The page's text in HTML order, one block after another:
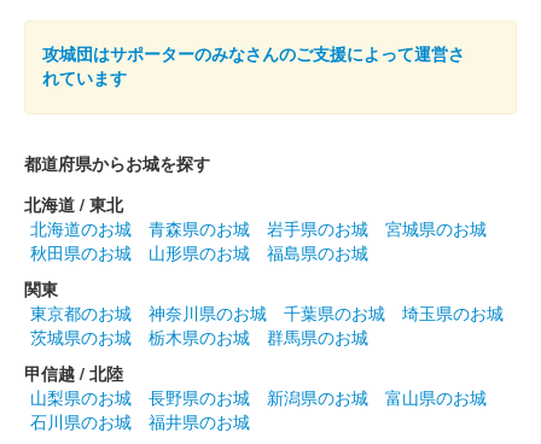
ョン「住」
販売終了
「しろまるひめ」のコラボ御城印。御城印・フレーム・説明書き
（日本語、英語）のセットで、……
姫路城 御城印 令和七年春限定版
販売終了
姫路城 御城印 令和七年巳年 金色
攻城団はサポーターのみなさんのご支援によって運営さ
れています
都道府県からお城を探す
北海道 / 東北
北海道のお城
青森県のお城 岩手県のお城
宮城県のお城
秋田県のお城
山形県のお城
福島県のお城
関東
東京都のお城
神奈川県のお城 千葉県のお城
埼玉県のお城
茨城県のお城
栃木県のお城
群馬県のお城
甲信越 / 北陸
山梨県のお城
長野県のお城 新潟県のお城
富山県のお城
石川県のお城
福井県のお城